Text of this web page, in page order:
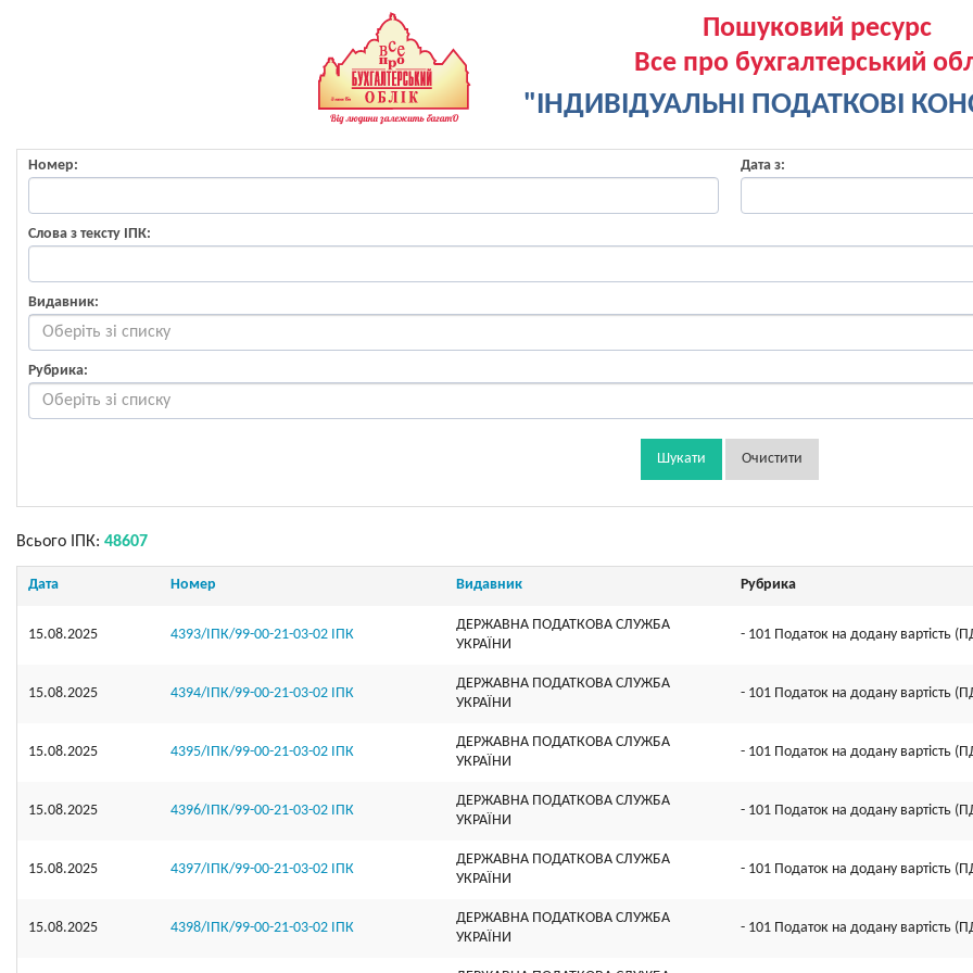
Пошуковий ресурс
Все про бухгалтерський
"ІНДИВІДУАЛЬНІ ПОДАТКОВІ
Номер: Дата з:
Слова з тексту ІПК:
Видавник:
Рубрика:
Шукати Очистити
Всього ІПК: 48607
Дата Номер Видавник Рубрика
15.08.2025 4393/ІПК/99-00-21-03-02 ІПК
ДЕРЖАВНА ПОДАТКОВА СЛУЖБА
УКРАЇНИ
- 101 Податок на додану вартість
15.08.2025 4394/ІПК/99-00-21-03-02 ІПК
ДЕРЖАВНА ПОДАТКОВА СЛУЖБА
УКРАЇНИ
- 101 Податок на додану вартість
15.08.2025 4395/ІПК/99-00-21-03-02 ІПК
ДЕРЖАВНА ПОДАТКОВА СЛУЖБА
УКРАЇНИ
- 101 Податок на додану вартість
15.08.2025 4396/ІПК/99-00-21-03-02 ІПК
ДЕРЖАВНА ПОДАТКОВА СЛУЖБА
УКРАЇНИ
- 101 Податок на додану вартість
15.08.2025 4397/ІПК/99-00-21-03-02 ІПК
ДЕРЖАВНА ПОДАТКОВА СЛУЖБА
УКРАЇНИ
- 101 Податок на додану вартість
15.08.2025 4398/ІПК/99-00-21-03-02 ІПК
ДЕРЖАВНА ПОДАТКОВА СЛУЖБА
УКРАЇНИ
- 101 Податок на додану вартість